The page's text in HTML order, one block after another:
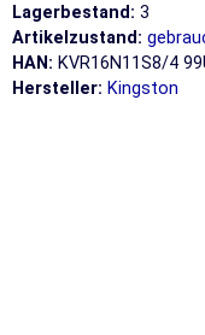
Lagerbestand: 3
Artikelzustand:
HAN: KVR16N11S8/4
Hersteller: Kingston